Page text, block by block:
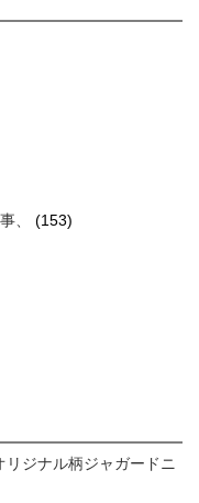
、
(153)
リジナル柄ジャガードニ